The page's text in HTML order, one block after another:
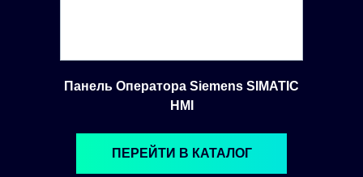
Панель Оператора Siemens SIMATIC
HMI
ПЕРЕЙТИ В КАТАЛОГ